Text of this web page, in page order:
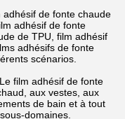
adhésif de fonte chaude
adhésif de fonte
de TPU, film adhésif
adhésifs de fonte
scénarios.
film adhésif de fonte
aux vestes, aux
de bain et à tout
domaines.